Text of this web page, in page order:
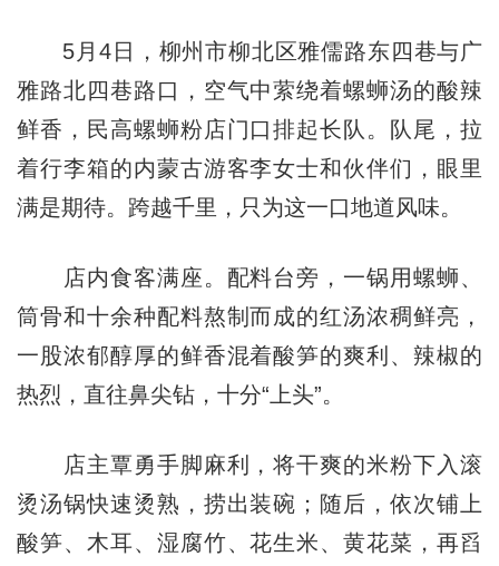
5月4日，柳州市柳北区雅儒路东四巷与广
雅路北四巷路口，空气中萦绕着螺蛳汤的酸辣
鲜香，民高螺蛳粉店门口排起长队。队尾，拉
着行李箱的内蒙古游客李女士和伙伴们，眼里
满是期待。跨越千里，只为这一口地道风味。
店内食客满座。配料台旁，一锅用螺蛳、
筒骨和十余种配料熬制而成的红汤浓稠鲜亮，
一股浓郁醇厚的鲜香混着酸笋的爽利、辣椒的
热烈，直往鼻尖钻，十分“上头”。
店主覃勇手脚麻利，将干爽的米粉下入滚
烫汤锅快速烫熟，捞出装碗；随后，依次铺上
酸笋、木耳、湿腐竹、花生米、黄花菜，再舀